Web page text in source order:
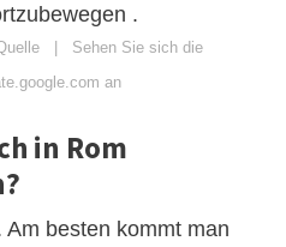
.
| Sehen Sie sich die
an
in Rom
besten kommt man